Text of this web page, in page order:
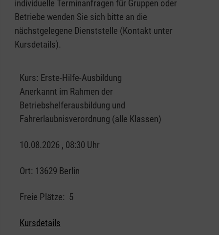
individuelle Terminanfragen für Gruppen oder
Betriebe wenden Sie sich bitte an die
nächstgelegene Dienststelle (Kontakt unter
Kursdetails).
Kurs: Erste-Hilfe-Ausbildung
Anerkannt im Rahmen der
Betriebshelferausbildung und
Fahrerlaubnisverordnung (alle Klassen)
10.08.2026 , 08:30 Uhr
Ort: 13629 Berlin
Freie Plätze: 5
Kursdetails